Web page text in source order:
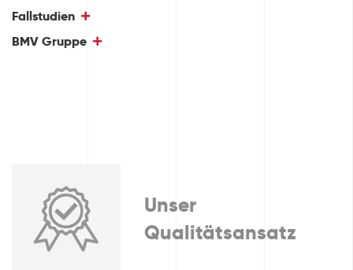
Fallstudien
BMV Gruppe
Unser
Qualitätsansatz